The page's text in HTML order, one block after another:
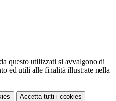
questo utilizzati si avvalgono di
ed utili alle finalità illustrate nella
Accetta tutti i cookies